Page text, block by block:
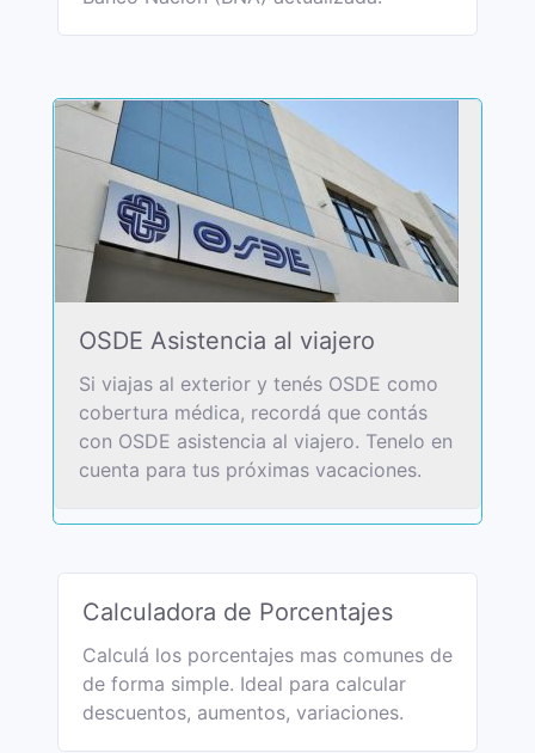
OSDE Asistencia al viajero
Si viajas al exterior y tenés OSDE como
cobertura médica, recordá que contás
con OSDE asistencia al viajero. Tenelo en
cuenta para tus próximas vacaciones.
Calculadora de Porcentajes
Calculá los porcentajes mas comunes de
de forma simple. Ideal para calcular
descuentos, aumentos, variaciones.